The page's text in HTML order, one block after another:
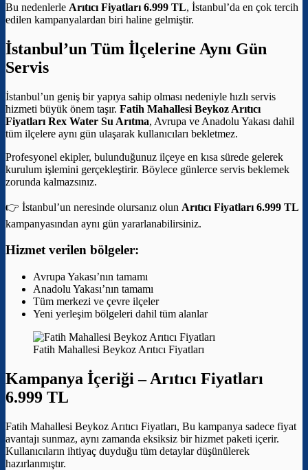
Bu nedenlerle Arıtıcı Fiyatları 6.999 TL, İstanbul’da en çok tercih
edilen kampanyalardan biri haline gelmiştir.
İstanbul’un Tüm İlçelerine Aynı Gün
Servis
İstanbul’un geniş bir yapıya sahip olması nedeniyle hızlı servis
hizmeti büyük önem taşır. Fatih Mahallesi Beykoz Arıtıcı
Fiyatları Rex Water Su Arıtma, Avrupa ve Anadolu Yakası dahil
tüm ilçelere aynı gün ulaşarak kullanıcıları bekletmez.
Profesyonel ekipler, bulunduğunuz ilçeye en kısa sürede gelerek
kurulum işlemini gerçekleştirir. Böylece günlerce servis beklemek
zorunda kalmazsınız.
👉 İstanbul’un neresinde olursanız olun Arıtıcı Fiyatları 6.999 TL
kampanyasından aynı gün yararlanabilirsiniz.
Hizmet verilen bölgeler:
Avrupa Yakası’nın tamamı
Anadolu Yakası’nın tamamı
Tüm merkezi ve çevre ilçeler
Yeni yerleşim bölgeleri dahil tüm alanlar
Fatih Mahallesi Beykoz Arıtıcı Fiyatları
Kampanya İçeriği –Arıtıcı Fiyatları
6.999 TL
Fatih Mahallesi Beykoz Arıtıcı Fiyatları, Bu kampanya sadece fiyat
avantajı sunmaz, aynı zamanda eksiksiz bir hizmet paketi içerir.
Kullanıcıların ihtiyaç duyduğu tüm detaylar düşünülerek
hazırlanmıştır.